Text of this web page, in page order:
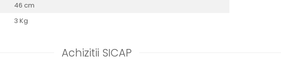
46 cm
3 Kg
Achizitii SICAP